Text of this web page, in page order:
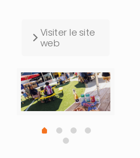
Visiter le site
web